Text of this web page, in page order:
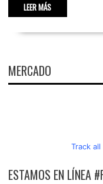
LEER MÁS
MERCADO
Track
ESTAMOS EN LÍNEA